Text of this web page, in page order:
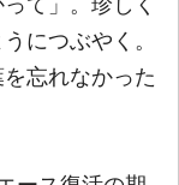
て」。珍しく
につぶやく。
忘れなかった